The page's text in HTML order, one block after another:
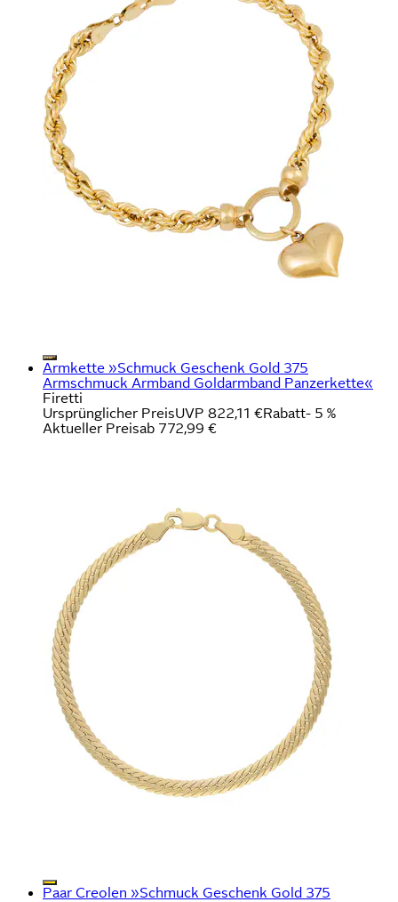
Armkette »Schmuck Geschenk Gold 375
Armschmuck Armband Goldarmband Panzerkette«
Firetti
Ursprünglicher PreisUVP 822,11 €Rabatt- 5 %
Aktueller Preisab 772,99 €
Paar Creolen »Schmuck Geschenk Gold 375